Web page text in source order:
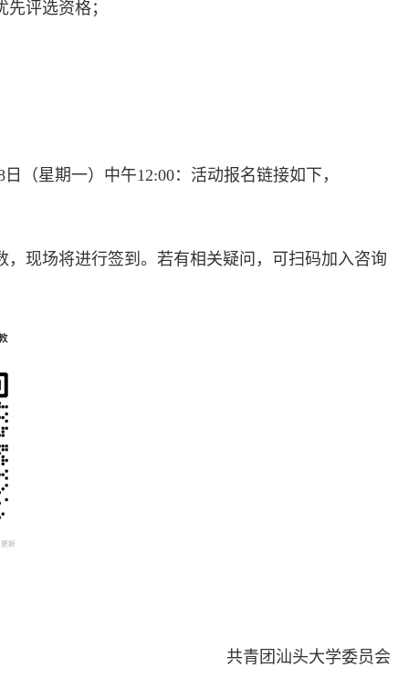
评选资格；
（星期一）中午12:00：活动报名链接如下，
现场将进行签到。若有相关疑问，可扫码加入咨询
共青团汕头大学委员会